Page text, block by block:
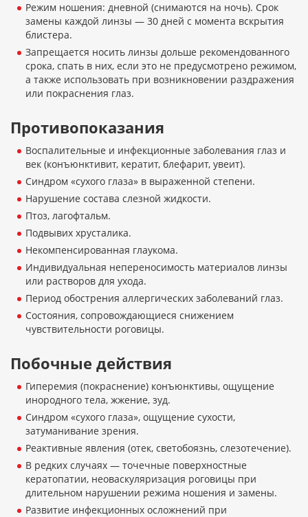
Режим ношения: дневной (снимаются на ночь). Срок
замены каждой линзы — 30 дней с момента вскрытия
блистера.
Запрещается носить линзы дольше рекомендованного
срока, спать в них, если это не предусмотрено режимом,
а также использовать при возникновении раздражения
или покраснения глаз.
Противопоказания
Воспалительные и инфекционные заболевания глаз и
век (конъюнктивит, кератит, блефарит, увеит).
Синдром «сухого глаза» в выраженной степени.
Нарушение состава слезной жидкости.
Птоз, лагофтальм.
Подвывих хрусталика.
Некомпенсированная глаукома.
Индивидуальная непереносимость материалов линзы
или растворов для ухода.
Период обострения аллергических заболеваний глаз.
Состояния, сопровождающиеся снижением
чувствительности роговицы.
Побочные действия
Гиперемия (покраснение) конъюнктивы, ощущение
инородного тела, жжение, зуд.
Синдром «сухого глаза», ощущение сухости,
затуманивание зрения.
Реактивные явления (отек, светобоязнь, слезотечение).
В редких случаях — точечные поверхностные
кератопатии, неоваскуляризация роговицы при
длительном нарушении режима ношения и замены.
Развитие инфекционных осложнений при